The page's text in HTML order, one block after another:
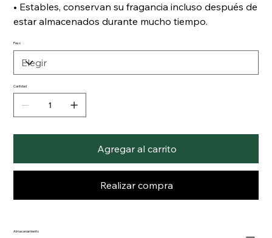
• Estables, conservan su fragancia incluso después de
estar almacenados durante mucho tiempo.
Peso
Cantidad
Agregar al carrito
Realizar compra
Almacenamiento